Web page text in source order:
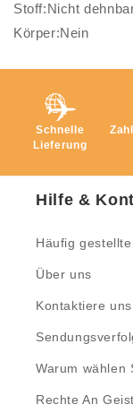
Stoff:Nicht
Körper:Nein
Schnelle
Lieferung
Hilfe &
Häufig
Über uns
Kontaktiere uns
Warum wählen
Rechte An